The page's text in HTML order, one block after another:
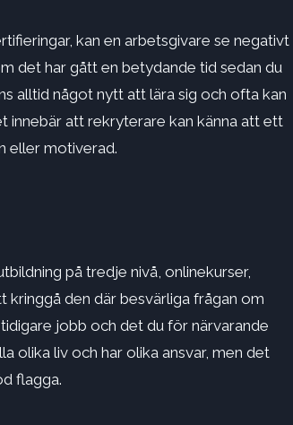
kan en arbetsgivare se negativt
det har gått en betydande tid sedan du
alltid något nytt att lära sig och ofta kan
innebär att rekryterare kan känna att ett
eller motiverad.
på tredje nivå, onlinekurser,
den där besvärliga frågan om
jobb och det du för närvarande
olika liv och har olika ansvar, men det
flagga.